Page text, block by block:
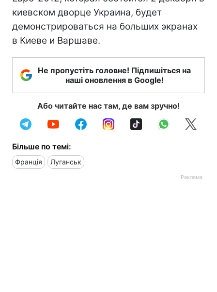
киевском дворце Украина, будет
демонстрироваться на больших экранах
в Киеве и Варшаве.
Не пропустіть головне! Підпишіться на
наші оновлення в Google!
Або читайте нас там, де вам зручно!
Більше по темі:
Франція Луганськ